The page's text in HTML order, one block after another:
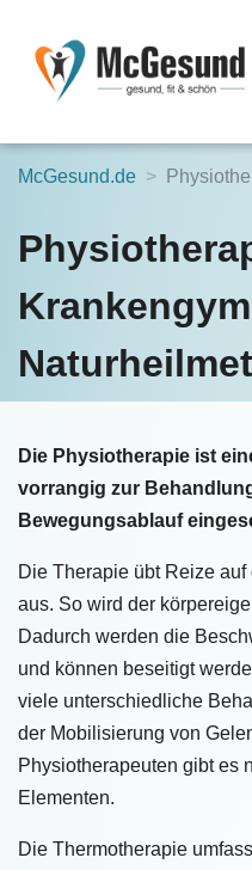
McGesund.de
Die Physiotherapie ist
vorrangig zur
Bewegungsablauf
Die Therapie übt Reize
aus. So wird der
Dadurch werden die
und können beseitigt
viele unterschiedliche
der Mobilisierung von
Physiotherapeuten gibt es
Elementen.
Die Thermotherapie